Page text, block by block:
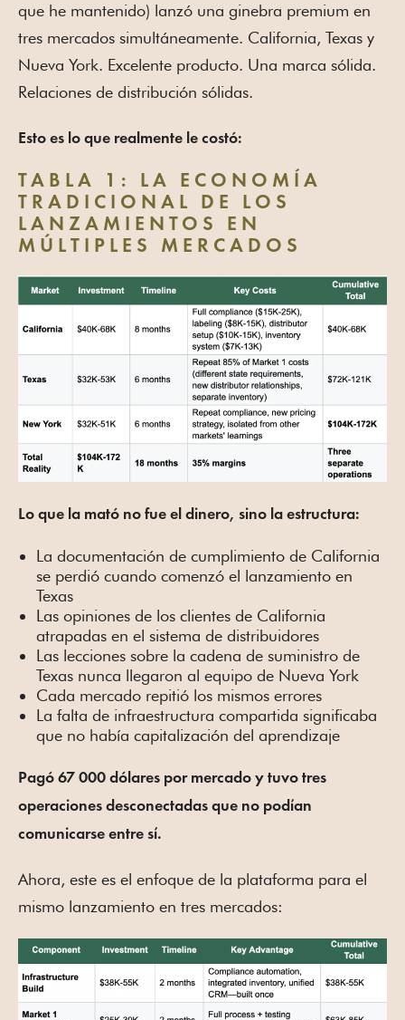
que he mantenido) lanzó una ginebra premium en
tres mercados simultáneamente. California, Texas y
Nueva York. Excelente producto. Una marca sólida.
Relaciones de distribución sólidas.
Esto es lo que realmente le costó:
TABLA 1: LA ECONOMÍA
TRADICIONAL DE LOS
LANZAMIENTOS EN
MÚLTIPLES MERCADOS
Lo que la mató no fue el dinero, sino la estructura:
La documentación de cumplimiento de California
se perdió cuando comenzó el lanzamiento en
Texas
Las opiniones de los clientes de California
atrapadas en el sistema de distribuidores
Las lecciones sobre la cadena de suministro de
Texas nunca llegaron al equipo de Nueva York
Cada mercado repitió los mismos errores
La falta de infraestructura compartida significaba
que no había capitalización del aprendizaje
Pagó 67 000 dólares por mercado y tuvo tres
operaciones desconectadas que no podían
comunicarse entre sí.
Ahora, este es el enfoque de la plataforma para el
mismo lanzamiento en tres mercados: